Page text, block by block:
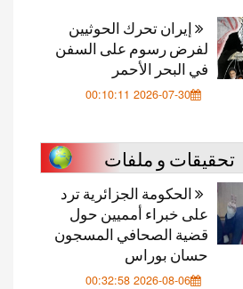
إيران تحرك الحوثيين
لفرض رسوم على السفن
في البحر الأحمر
2026-07-30 00:10:11
تحقيقات و ملفات
الحكومة الجزائرية ترد
على خبراء أمميين حول
قضية الصحافي المسجون
حسان بوراس
2026-08-06 00:32:58